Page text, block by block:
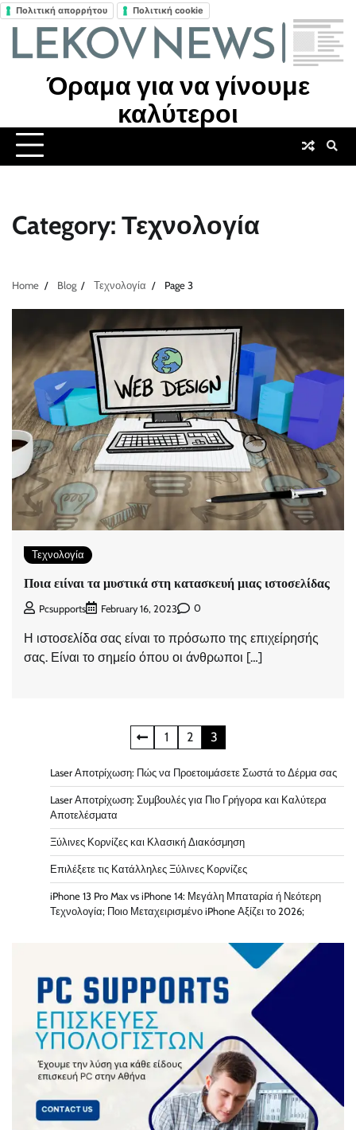
Πολιτική απορρήτου Πολιτική cookie
Skip
Όραμα για να γίνουμε
καλύτεροι
Category: Τεχνολογία
Home Blog Τεχνολογία Page 3
Τεχνολογία
Ποια ειίναι τα μυστικά στη κατασκευή μιας ιστοσελίδας
Pcsupports February 16, 2023 0
Η ιστοσελίδα σας είναι το πρόσωπο της επιχείρησής
σας. Είναι το σημείο όπου οι άνθρωποι […]
navigation
1 2 3
Laser Αποτρίχωση: Πώς να Προετοιμάσετε Σωστά το Δέρμα σας
Laser Αποτρίχωση: Συμβουλές για Πιο Γρήγορα και Καλύτερα
Αποτελέσματα
Ξύλινες Κορνίζες και Κλασική Διακόσμηση
Επιλέξετε τις Κατάλληλες Ξύλινες Κορνίζες
iPhone 13 Pro Max vs iPhone 14: Μεγάλη Μπαταρία ή Νεότερη
Τεχνολογία; Ποιο Μεταχειρισμένο iPhone Αξίζει το 2026;